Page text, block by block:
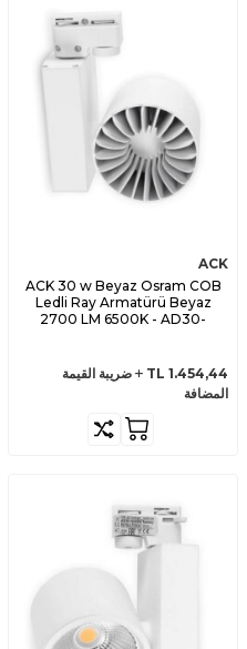
ACK
ACK 30 w Beyaz Osram COB
Ledli Ray Armatürü Beyaz
2700 LM 6500K - AD30-
1.454,44
ضريبة القيمة
المضافة